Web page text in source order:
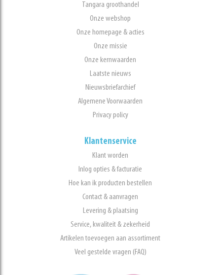
Tangara groothandel
Onze webshop
Onze homepage & acties
Onze missie
Onze kernwaarden
Laatste nieuws
Nieuwsbriefarchief
Algemene Voorwaarden
Privacy policy
Klantenservice
Klant worden
Inlog opties & facturatie
Hoe kan ik producten bestellen
Contact & aanvragen
Levering & plaatsing
Service, kwaliteit & zekerheid
Artikelen toevoegen aan assortiment
Veel gestelde vragen (FAQ)